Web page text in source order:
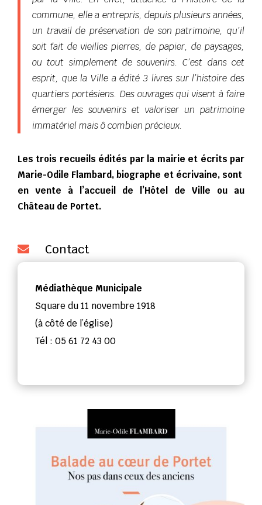
commune, elle a entrepris, depuis plusieurs années,
un travail de préservation de son patrimoine, qu’il
soit fait de vieilles pierres, de papier, de paysages,
ou tout simplement de souvenirs. C’est dans cet
esprit, que la Ville a édité 3 livres sur l’histoire des
quartiers portésiens. Des ouvrages qui visent à faire
émerger les souvenirs et valoriser un patrimoine
immatériel mais ô combien précieux.
Les trois recueils édités par la mairie et écrits par
Marie-Odile Flambard, biographe et écrivaine, sont
en vente à l’accueil de l’Hôtel de Ville ou au
Château de Portet.
 Contact
Médiathèque Municipale
Square du 11 novembre 1918
(à côté de l’église)
Tél : 05 61 72 43 00